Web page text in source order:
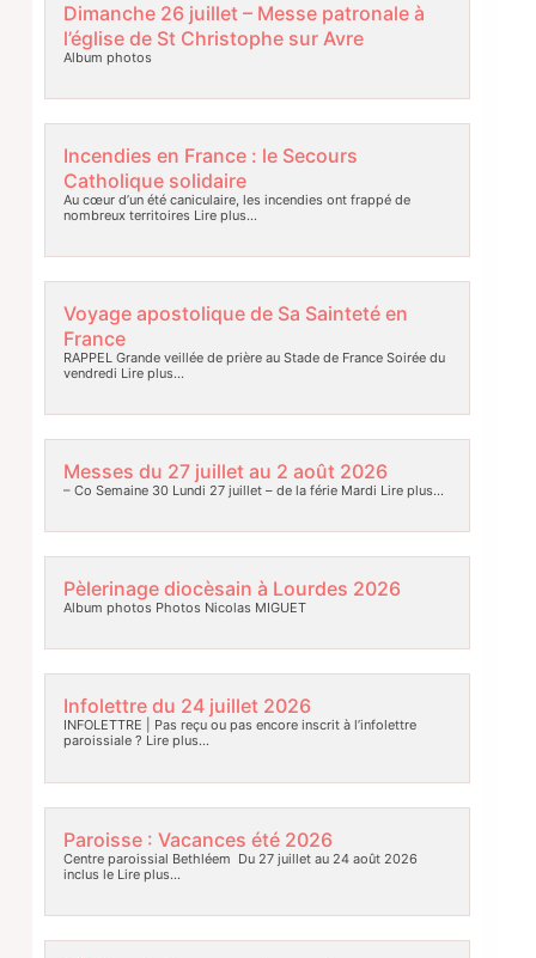
Dimanche 26 juillet – Messe patronale à
l’église de St Christophe sur Avre
Album photos
Incendies en France : le Secours
Catholique solidaire
Au cœur d’un été caniculaire, les incendies ont frappé de
nombreux territoires Lire plus…
Voyage apostolique de Sa Sainteté en
France
RAPPEL Grande veillée de prière au Stade de France Soirée du
vendredi Lire plus…
Messes du 27 juillet au 2 août 2026
– Co Semaine 30 Lundi 27 juillet – de la férie Mardi Lire plus…
Pèlerinage diocèsain à Lourdes 2026
Album photos Photos Nicolas MIGUET
Infolettre du 24 juillet 2026
INFOLETTRE | Pas reçu ou pas encore inscrit à l’infolettre
paroissiale ? Lire plus…
Paroisse : Vacances été 2026
Centre paroissial Bethléem Du 27 juillet au 24 août 2026
inclus leLire plus…